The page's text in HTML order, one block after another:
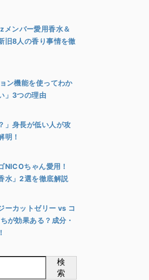
ンバー愛用香水＆
旧8人の香り事情を徹
ン機能を使ってわか
」3つの理由
」身長が低い人が攻
明！
NICOちゃん愛用！
水」2選を徹底解説
ーカットゼリー vs コ
が効果ある？成分・
検
索